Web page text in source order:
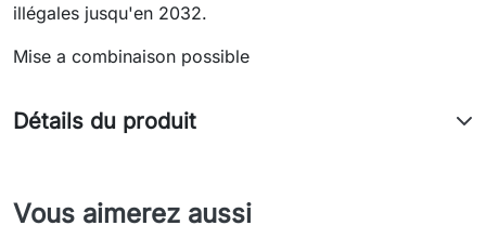
illégales jusqu'en 2032.
Mise a combinaison possible
Détails du produit
Vous aimerez aussi